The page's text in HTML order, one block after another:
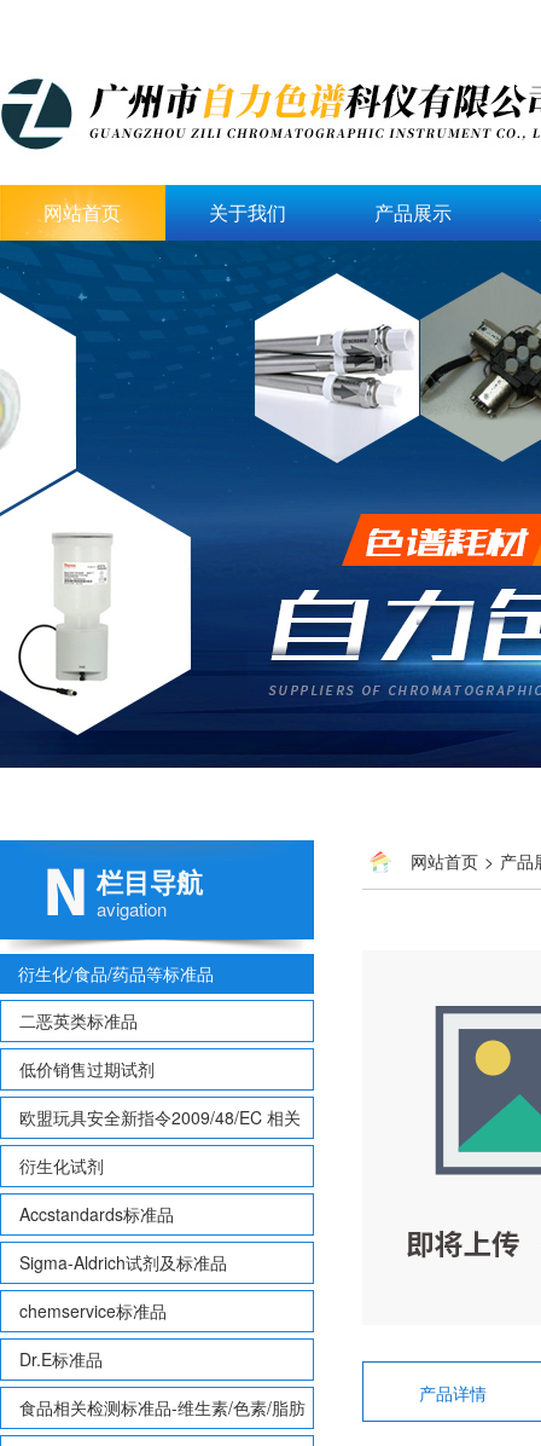
网站首页 关于我们 产品展示
栏目导航
avigation
衍生化/食品/药品等标准品
二恶英类标准品
低价销售过期试剂
欧盟玩具安全新指令2009/48/EC 相关
致敏性香味剂标准品
衍生化试剂
Accstandards标准品
Sigma-Aldrich试剂及标准品
chemservice标准品
Dr.E标准品
食品相关检测标准品-维生素/色素/脂肪
网站首页 > 产品
产品详情